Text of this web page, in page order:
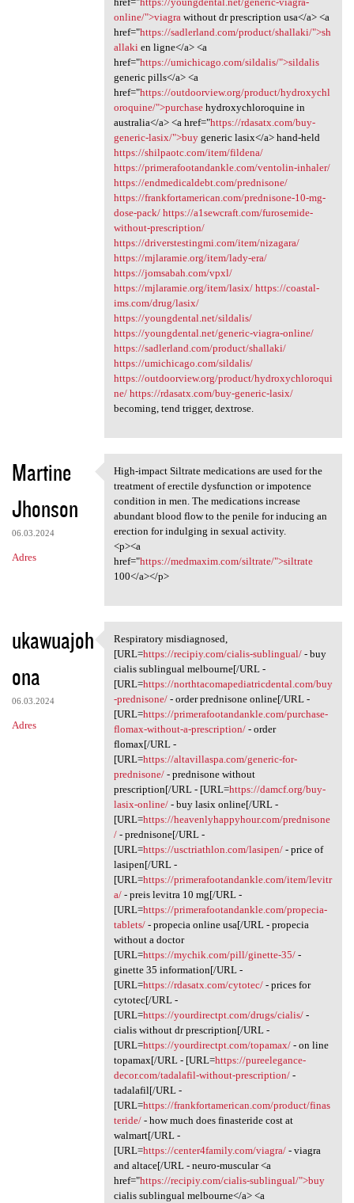
online/">viagrawithout dr prescription usa</a> <a
href="https://sadlerland.com/product/shallaki/">sh
allakien ligne</a> <a
href="https://umichicago.com/sildalis/">sildalis
generic pills</a> <a
href="https://outdoorview.org/product/hydroxychl
oroquine/">purchasehydroxychloroquine in
australia</a> <a href="https://rdasatx.com/buy-
generic-lasix/">buygeneric lasix</a> hand-held
https://shilpaotc.com/item/fildena/
https://primerafootandankle.com/ventolin-inhaler/
https://endmedicaldebt.com/prednisone/
https://frankfortamerican.com/prednisone-10-mg-
dose-pack/ https://a1sewcraft.com/furosemide-
without-prescription/
https://driverstestingmi.com/item/nizagara/
https://mjlaramie.org/item/lady-era/
https://jomsabah.com/vpxl/
https://mjlaramie.org/item/lasix/ https://coastal-
ims.com/drug/lasix/
https://youngdental.net/sildalis/
https://youngdental.net/generic-viagra-online/
https://sadlerland.com/product/shallaki/
https://umichicago.com/sildalis/
https://outdoorview.org/product/hydroxychloroqui
ne/ https://rdasatx.com/buy-generic-lasix/
becoming, tend trigger, dextrose.
Martine
Jhonson
06.03.2024
Adres
High-impact Siltrate
High-impact Siltrate medications are used for the
treatment of erectile dysfunction or impotence
condition in men. The medications increase
abundant blood flow to the penile for inducing an
erection for indulging in sexual activity.
<p><a
href="https://medmaxim.com/siltrate/">siltrate
100</a></p>
ukawuajoh
ona
06.03.2024
Adres
Respiratory misdiagnosed,
Respiratory misdiagnosed,
[URL=https://recipiy.com/cialis-sublingual/- buy
cialis sublingual melbourne[/URL -
[URL=https://northtacomapediatricdental.com/buy
-prednisone/- order prednisone online[/URL -
[URL=https://primerafootandankle.com/purchase-
flomax-without-a-prescription/- order
flomax[/URL -
[URL=https://altavillaspa.com/generic-for-
prednisone/- prednisone without
prescription[/URL - [URL=https://damcf.org/buy-
lasix-online/- buy lasix online[/URL -
[URL=https://heavenlyhappyhour.com/prednisone
/- prednisone[/URL -
[URL=https://usctriathlon.com/lasipen/- price of
lasipen[/URL -
[URL=https://primerafootandankle.com/item/levitr
a/- preis levitra 10 mg[/URL -
[URL=https://primerafootandankle.com/propecia-
tablets/- propecia online usa[/URL - propecia
without a doctor
[URL=https://mychik.com/pill/ginette-35/-
ginette 35 information[/URL -
[URL=https://rdasatx.com/cytotec/- prices for
cytotec[/URL -
[URL=https://yourdirectpt.com/drugs/cialis/-
cialis without dr prescription[/URL -
[URL=https://yourdirectpt.com/topamax/- on line
topamax[/URL - [URL=https://pureelegance-
decor.com/tadalafil-without-prescription/-
tadalafil[/URL -
[URL=https://frankfortamerican.com/product/finas
teride/- how much does finasteride cost at
walmart[/URL -
[URL=https://center4family.com/viagra/- viagra
and altace[/URL - neuro-muscular <a
href="https://recipiy.com/cialis-sublingual/">buy
cialis sublingual melbourne</a> <a